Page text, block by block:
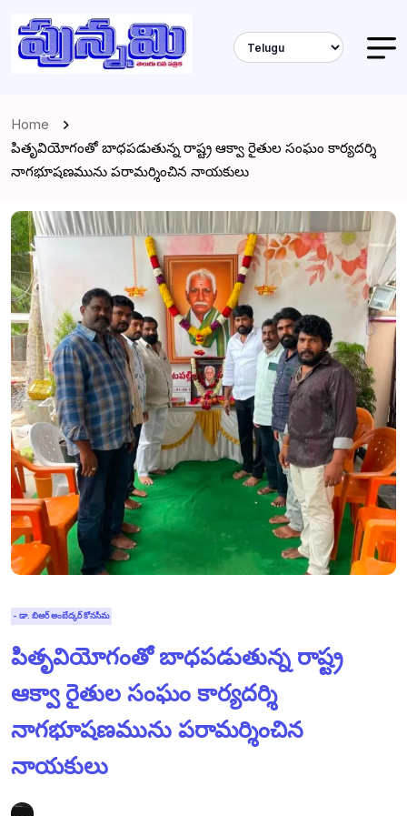
Home
పితృవియోగంతో బాధపడుతున్న రాష్ట్ర ఆక్వా రైతుల సంఘం కార్యదర్శి
నాగభూషణమును పరామర్శించిన నాయకులు
- డా. బిఆర్ అంబేద్కర్ కోనసీమ
పితృవియోగంతో బాధపడుతున్న రాష్ట్ర
ఆక్వా రైతుల సంఘం కార్యదర్శి
నాగభూషణమును పరామర్శించిన
నాయకులు